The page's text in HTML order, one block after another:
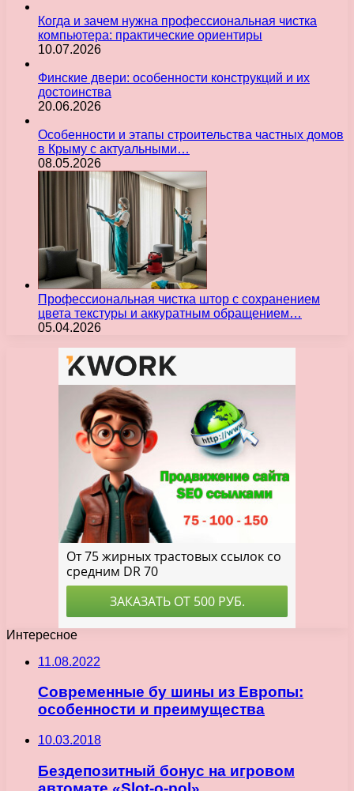
Когда и зачем нужна профессиональная чистка
компьютера: практические ориентиры
10.07.2026
Финские двери: особенности конструкций и их
достоинства
20.06.2026
Особенности и этапы строительства частных домов
в Крыму с актуальными…
08.05.2026
Профессиональная чистка штор с сохранением
цвета текстуры и аккуратным обращением…
05.04.2026
Интересное
11.08.2022
Современные бу шины из Европы:
особенности и преимущества
10.03.2018
Бездепозитный бонус на игровом